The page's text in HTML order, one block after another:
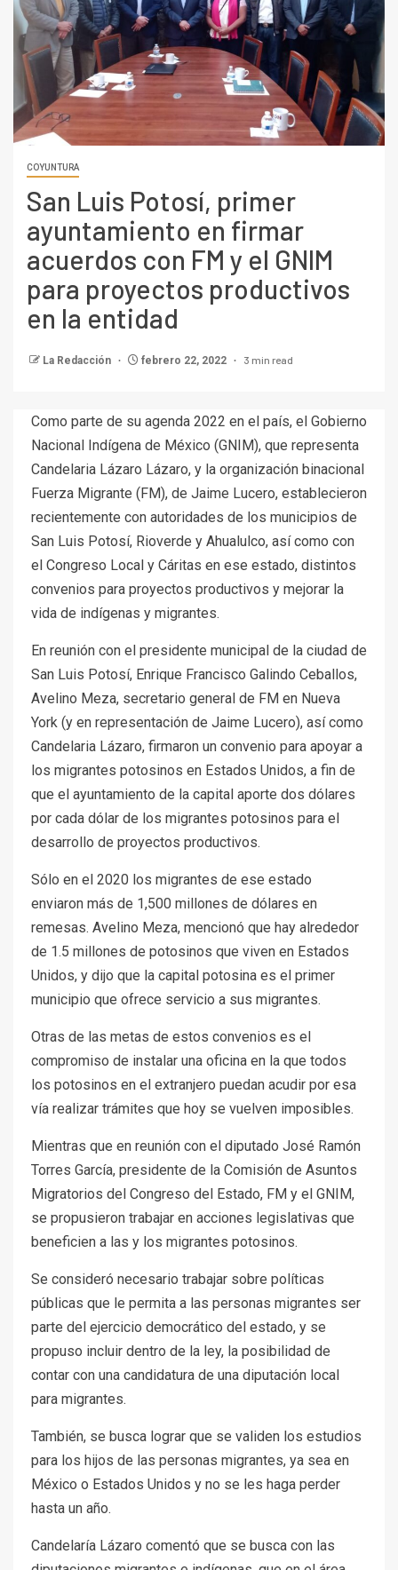
COYUNTURA
San Luis Potosí, primer
ayuntamiento en firmar
acuerdos con FM y el GNIM
para proyectos productivos
en la entidad
La Redacción febrero 22, 2022 3 min read
Como parte de su agenda 2022 en el país, el Gobierno
Nacional Indígena de México (GNIM), que representa
Candelaria Lázaro Lázaro, y la organización binacional
Fuerza Migrante (FM), de Jaime Lucero, establecieron
recientemente con autoridades de los municipios de
San Luis Potosí, Rioverde y Ahualulco, así como con
el Congreso Local y Cáritas en ese estado, distintos
convenios para proyectos productivos y mejorar la
vida de indígenas y migrantes.
En reunión con el presidente municipal de la ciudad de
San Luis Potosí, Enrique Francisco Galindo Ceballos,
Avelino Meza, secretario general de FM en Nueva
York (y en representación de Jaime Lucero), así como
Candelaria Lázaro, firmaron un convenio para apoyar a
los migrantes potosinos en Estados Unidos, a fin de
que el ayuntamiento de la capital aporte dos dólares
por cada dólar de los migrantes potosinos para el
desarrollo de proyectos productivos.
Sólo en el 2020 los migrantes de ese estado
enviaron más de 1,500 millones de dólares en
remesas. Avelino Meza, mencionó que hay alrededor
de 1.5 millones de potosinos que viven en Estados
Unidos, y dijo que la capital potosina es el primer
municipio que ofrece servicio a sus migrantes.
Otras de las metas de estos convenios es el
compromiso de instalar una oficina en la que todos
los potosinos en el extranjero puedan acudir por esa
vía realizar trámites que hoy se vuelven imposibles.
Mientras que en reunión con el diputado José Ramón
Torres García, presidente de la Comisión de Asuntos
Migratorios del Congreso del Estado, FM y el GNIM,
se propusieron trabajar en acciones legislativas que
beneficien a las y los migrantes potosinos.
Se consideró necesario trabajar sobre políticas
públicas que le permita a las personas migrantes ser
parte del ejercicio democrático del estado, y se
propuso incluir dentro de la ley, la posibilidad de
contar con una candidatura de una diputación local
para migrantes.
También, se busca lograr que se validen los estudios
para los hijos de las personas migrantes, ya sea en
México o Estados Unidos y no se les haga perder
hasta un año.
Candelaría Lázaro comentó que se busca con las